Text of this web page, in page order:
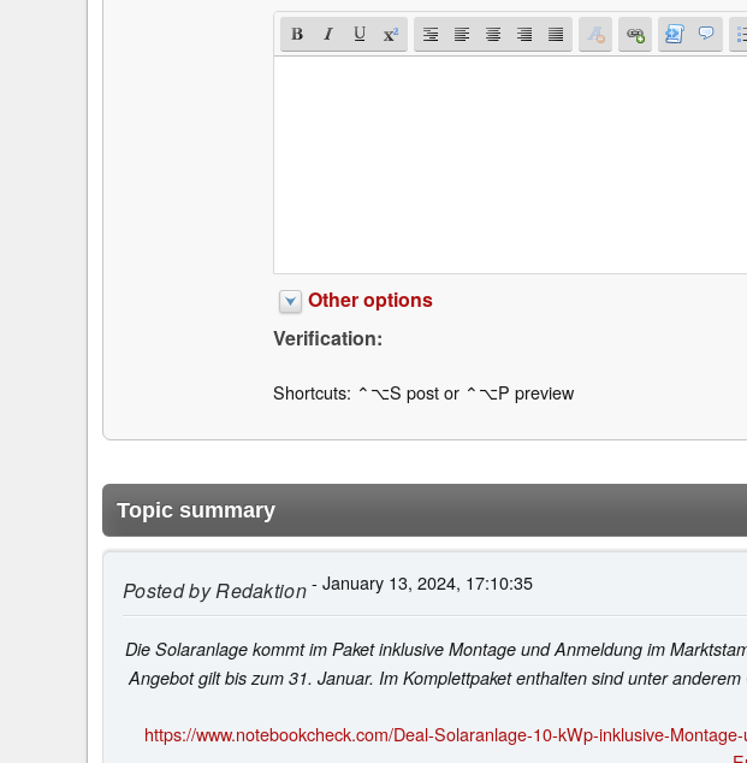
Other options
Verification:
Shortcuts: ⌃⌥S post or ⌃⌥P preview
Topic summary
Posted byRedaktion- January 13, 2024, 17:10:35
Die Solaranlage kommt im Paket inklusive Montage und Anmeldung im
Angebot gilt bis zum 31. Januar. Im Komplettpaket enthalten sind unter
https://www.notebookcheck.com/Deal-Solaranlage-10-kWp-inklusive-